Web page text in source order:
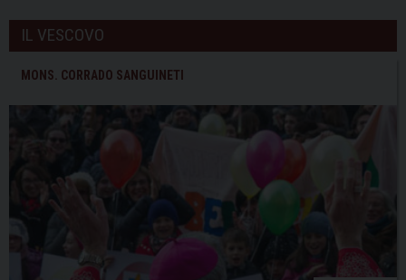
IL VESCOVO
MONS. CORRADO SANGUINETI